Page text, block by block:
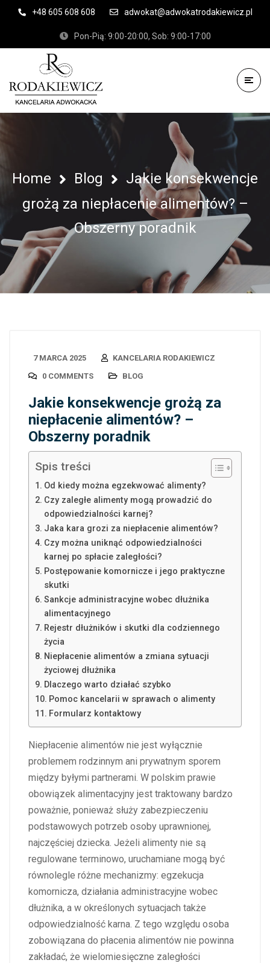
+48 605 608 608 adwokat@adwokatrodakiewicz.pl
Pon-Pią: 9:00-20:00, Sob: 9:00-17:00
Home Blog
Jakie konsekwencje
grożą za niepłacenie alimentów? –
Obszerny poradnik
7 MARCA 2025
KANCELARIA RODAKIEWICZ
0 COMMENTS
BLOG
Jakie konsekwencje grożą za
niepłacenie alimentów? –
Obszerny poradnik
Spis treści
Od kiedy można egzekwować alimenty?
Czy zaległe alimenty mogą prowadzić do
odpowiedzialności karnej?
Jaka kara grozi za niepłacenie alimentów?
Czy można uniknąć odpowiedzialności
karnej po spłacie zaległości?
Postępowanie komornicze i jego praktyczne
skutki
Sankcje administracyjne wobec dłużnika
alimentacyjnego
Rejestr dłużników i skutki dla codziennego
życia
Niepłacenie alimentów a zmiana sytuacji
życiowej dłużnika
Dlaczego warto działać szybko
Pomoc kancelarii w sprawach o alimenty
Formularz kontaktowy
Niepłacenie alimentów nie jest wyłącznie
problemem rodzinnym ani prywatnym sporem
między byłymi partnerami. W polskim prawie
obowiązek alimentacyjny jest traktowany bardzo
poważnie, ponieważ służy zabezpieczeniu
podstawowych potrzeb osoby uprawnionej,
najczęściej dziecka. Jeżeli alimenty nie są
regulowane terminowo, uruchamiane mogą być
równolegle różne mechanizmy: egzekucja
komornicza, działania administracyjne wobec
dłużnika, a w określonych sytuacjach także
odpowiedzialność karna. Z tego względu osoba
zobowiązana do płacenia alimentów nie powinna
zakładać, że wielomiesięczne zaległości